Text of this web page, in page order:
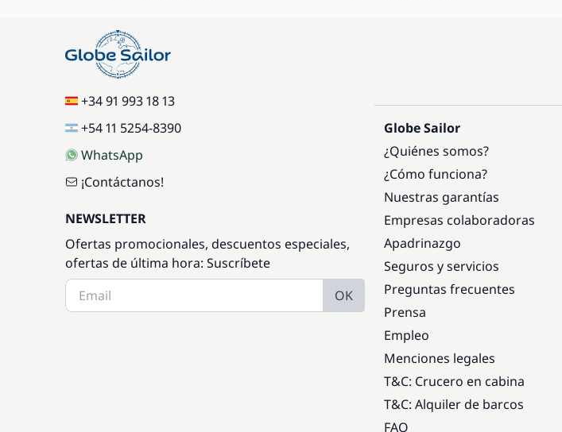
+34 91 993 18 13
+54 11 5254-8390
WhatsApp
¡Contáctanos!
NEWSLETTER
Ofertas promocionales, descuentos especiales,
ofertas de última hora: Suscríbete
OK
Globe Sailor
¿Quiénes somos?
¿Cómo funciona?
Nuestras garantías
Empresas colaboradoras
Apadrinazgo
Seguros y servicios
Preguntas frecuentes
Prensa
Empleo
Menciones legales
T&C: Crucero en cabina
T&C: Alquiler de barcos
FAQ